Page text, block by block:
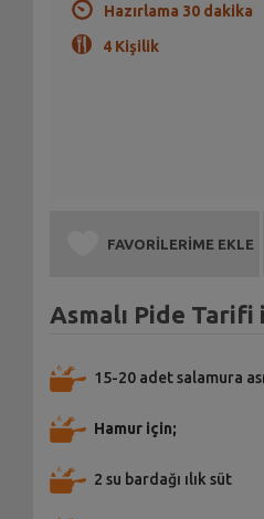
Hazırlama 30 dakika
4 Kişilik
FAVORİLERİME EKLE
Asmalı Pide
15-20 adet salamura
Hamur için;
2 su bardağı ılık süt